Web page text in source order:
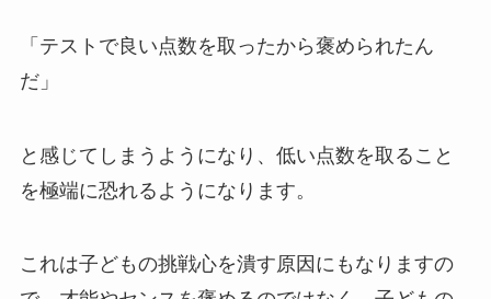
「テストで良い点数を取ったから褒められたん
だ」
と感じてしまうようになり、低い点数を取ること
を極端に恐れるようになります。
これは子どもの挑戦心を潰す原因にもなりますの